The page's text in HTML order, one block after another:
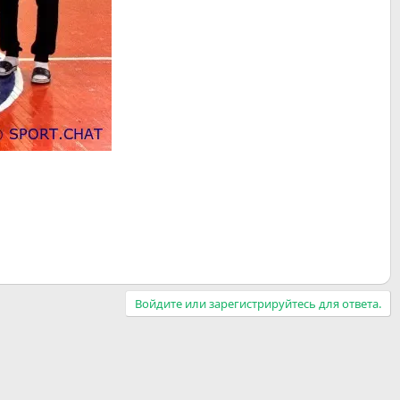
Войдите или зарегистрируйтесь для ответа.